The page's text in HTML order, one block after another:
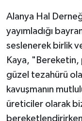
Alanya Hal
yayımladığı
seslenerek birlik
Kaya, "Bereketin,
güzel tezahürü
kavuşmanın
üreticiler olarak